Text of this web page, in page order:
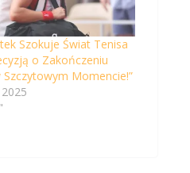
Szokuje Świat Tenisa
o Zakończeniu
Szczytowym Momencie!”